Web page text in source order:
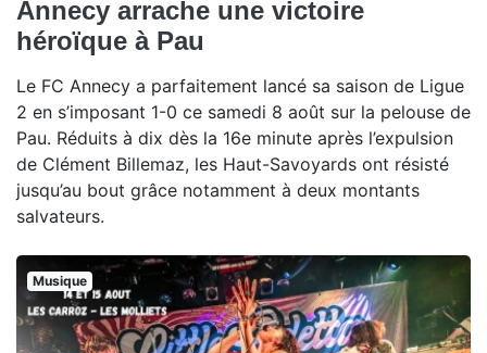
Annecy arrache une victoire
héroïque à Pau
Le FC Annecy a parfaitement lancé sa saison de Ligue
2 en s’imposant 1-0 ce samedi 8 août sur la pelouse de
Pau. Réduits à dix dès la 16e minute après l’expulsion
de Clément Billemaz, les Haut-Savoyards ont résisté
jusqu’au bout grâce notamment à deux montants
salvateurs.
Musique